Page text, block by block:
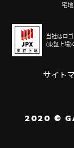
宅
当社はロ
(東証上場)
サイト
2020 ©